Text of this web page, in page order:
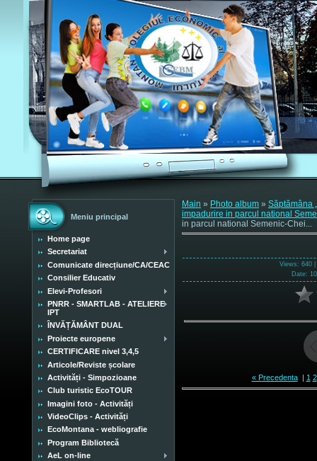
Meniu principal
Home page
Secretariat
Comunicate direcțiune/CA/CEAC
Consilier Educativ
Elevi-Profesori
PNRR - SMARTLAB - ATELIERE
IPT
ÎNVĂȚĂMÂNT DUAL
Proiecte europene
CERTIFICARE nivel 3,4,5
Articole/Reviste școlare
Activități - Simpozioane
Club turistic EcoTOUR
Imagini foto - Activități
VideoClips - Activități
EcoMontana - webliografie
Program Bibliotecă
AeL on-line
Main » Photo album » Săptămâna
impadurire in parcul national
in parcul national Semenic-Chei...
Views: 640 |
Date:
« Precedenta| 1 2